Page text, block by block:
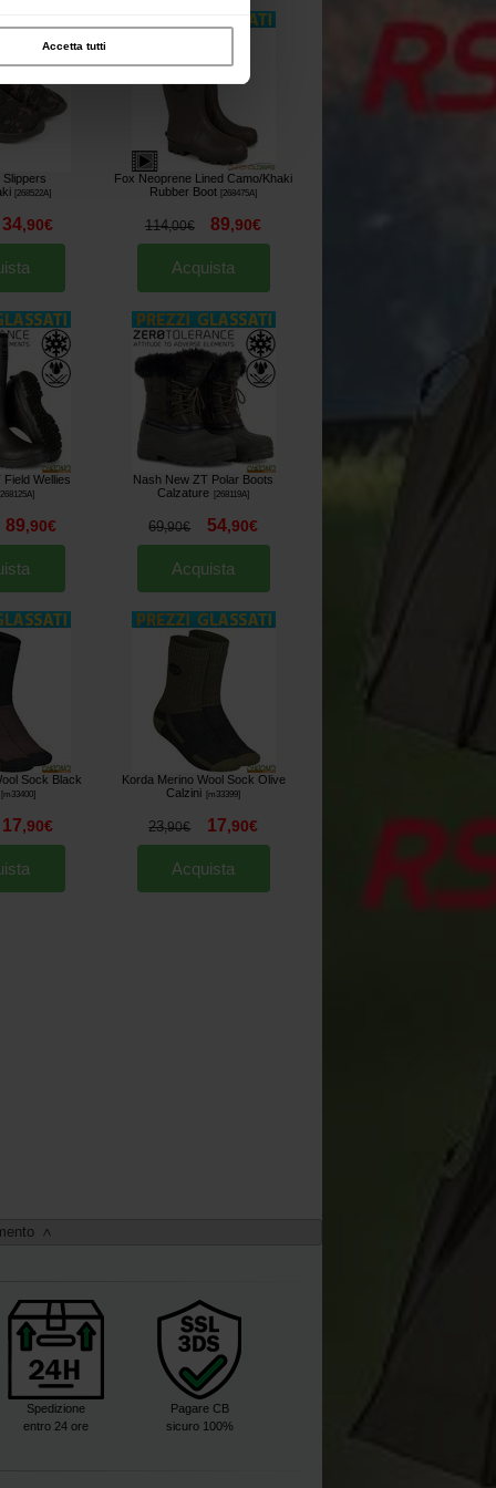
Accetta tutti
Slippers
[268522A]
34,90€
Fox Neoprene Lined Camo/Khaki
Rubber Boot [268475A]
114,00€ 89,90€
Acquista
Wellies
268125A]
89,90€
Nash New ZT Polar Boots
Calzature [268119A]
69,90€ 54,90€
Acquista
Sock Black
m33400]
17,90€
Korda Merino Wool Sock Olive
Calzini
m33399]
23,90€ 17,90€
Acquista
>
Spedizione
entro 24 ore
Pagare CB
sicuro 100%